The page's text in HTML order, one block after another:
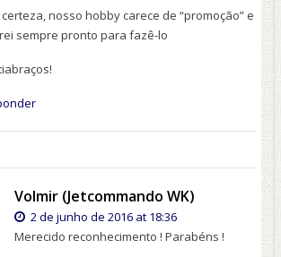
certeza, nosso hobby carece de “promoção” e
sempre pronto para fazê-lo
Volmir (Jetcommando WK)
2 de junho de 2016 at 18:36
Merecido reconhecimento ! Parabéns !